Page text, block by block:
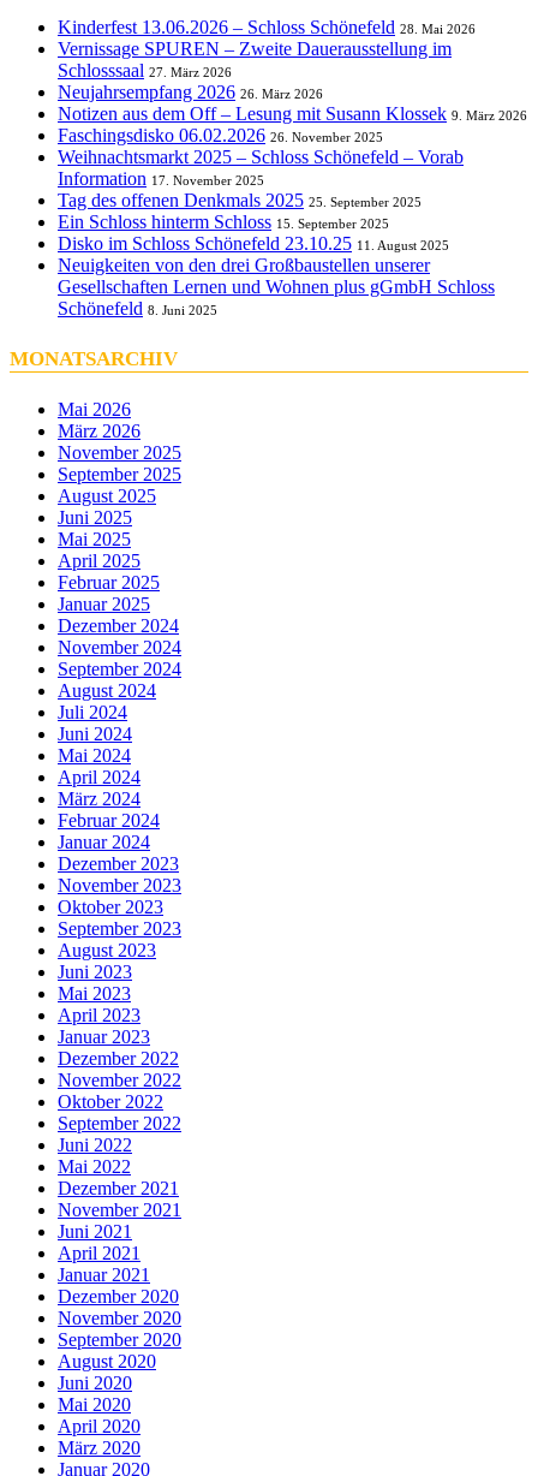
Kinderfest 13.06.2026 – Schloss Schönefeld 28. Mai 2026
Vernissage SPUREN – Zweite Dauerausstellung im
Schlosssaal 27. März 2026
Neujahrsempfang 2026 26. März 2026
Notizen aus dem Off – Lesung mit Susann Klossek 9. März 2026
Faschingsdisko 06.02.2026 26. November 2025
Weihnachtsmarkt 2025 – Schloss Schönefeld – Vorab
Information 17. November 2025
Tag des offenen Denkmals 2025 25. September 2025
Ein Schloss hinterm Schloss 15. September 2025
Disko im Schloss Schönefeld 23.10.25 11. August 2025
Neuigkeiten von den drei Großbaustellen unserer
Gesellschaften Lernen und Wohnen plus gGmbH Schloss
Schönefeld 8. Juni 2025
MONATSARCHIV
Mai 2026
März 2026
November 2025
September 2025
August 2025
Juni 2025
Mai 2025
April 2025
Februar 2025
Januar 2025
Dezember 2024
November 2024
September 2024
August 2024
Juli 2024
Juni 2024
Mai 2024
April 2024
März 2024
Februar 2024
Januar 2024
Dezember 2023
November 2023
Oktober 2023
September 2023
August 2023
Juni 2023
Mai 2023
April 2023
Januar 2023
Dezember 2022
November 2022
Oktober 2022
September 2022
Juni 2022
Mai 2022
Dezember 2021
November 2021
Juni 2021
April 2021
Januar 2021
Dezember 2020
November 2020
September 2020
August 2020
Juni 2020
Mai 2020
April 2020
März 2020
Januar 2020